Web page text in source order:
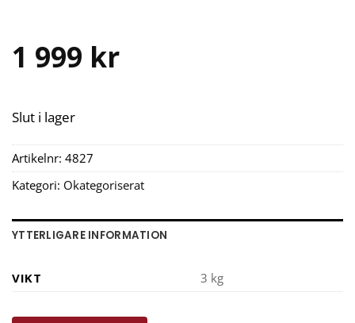
1 999 kr
Slut i lager
Artikelnr: 4827
Kategori: Okategoriserat
YTTERLIGARE INFORMATION
VIKT 3 kg